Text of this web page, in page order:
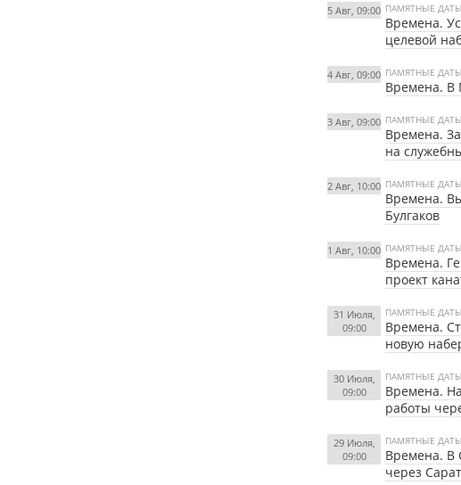
5 Авг, 09:00 ПАМЯТНЫЕ ДАТЫ
Времена.
целевой
4 Авг, 09:00 ПАМЯТНЫЕ ДАТЫ
Времена. В
3 Авг, 09:00 ПАМЯТНЫЕ ДАТЫ
Времена.
на
2 Авг, 10:00 ПАМЯТНЫЕ ДАТЫ
Времена.
Булгаков
1 Авг, 10:00 ПАМЯТНЫЕ ДАТЫ
Времена.
проект
31 Июля,
09:00
ПАМЯТНЫЕ ДАТЫ
Времена.
новую
30 Июля,
09:00
ПАМЯТНЫЕ ДАТЫ
Времена.
работы
29 Июля,
09:00
ПАМЯТНЫЕ ДАТЫ
Времена. В
через